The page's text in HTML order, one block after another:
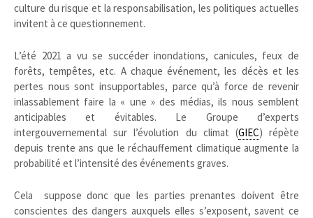
culture du risque et la responsabilisation, les politiques actuelles
invitent à ce questionnement.
L’été 2021 a vu se succéder inondations, canicules, feux de
forêts, tempêtes, etc. A chaque événement, les décès et les
pertes nous sont insupportables, parce qu’à force de revenir
inlassablement faire la « une » des médias, ils nous semblent
anticipables et évitables. Le Groupe d’experts
intergouvernemental sur l’évolution du climat (GIEC) répète
depuis trente ans que le réchauffement climatique augmente la
probabilité et l’intensité des événements graves.
Cela suppose donc que les parties prenantes doivent être
conscientes des dangers auxquels elles s’exposent, savent ce